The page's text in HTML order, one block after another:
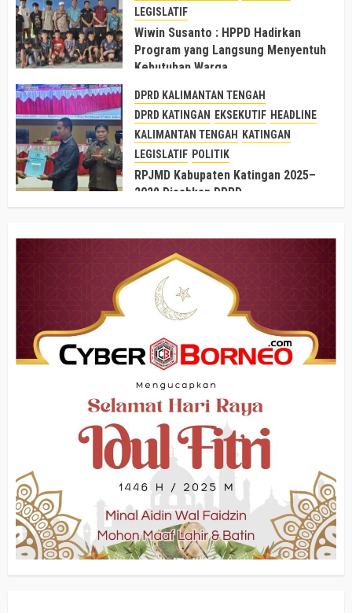
LEGISLATIF
Wiwin Susanto : HPPD Hadirkan
Program yang Langsung Menyentuh
Kebutuhan Warga
5 SEPTEMBER 2025
DPRD KALIMANTAN TENGAH
DPRD KATINGAN
EKSEKUTIF HEADLINE
KALIMANTAN TENGAH
KATINGAN
LEGISLATIF POLITIK
RPJMD Kabupaten Katingan 2025–
2029 Disahkan DPRD